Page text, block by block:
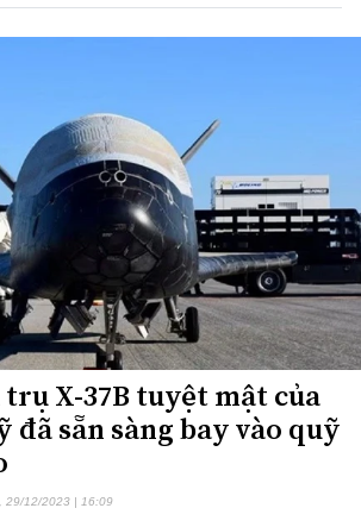
X-37B tuyệt mật của
đã sẵn sàng bay vào quỹ
29/12/2023 | 16:09